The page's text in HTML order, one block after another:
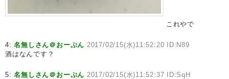
これやで
4:名無しさん＠おーぷん 2017/02/15(水)11:52:20 ID:N89
酒はなんです？
5:名無しさん＠おーぷん 2017/02/15(水)11:52:37 ID:SqH